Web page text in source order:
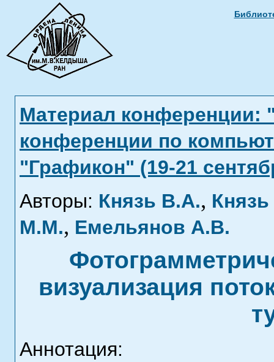
Материал
конференции по
"Графикон" (19-21
Авторы: Князь В.А.,
М.М., Емельянов А.В.
визуализация
Аннотация: